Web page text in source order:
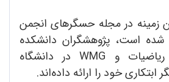
زمینه در مجله حسگرهای انجمن
است، پژوهشگران دانشکده
مهندسی، مؤسسه ریاضیات و WMG در دانشگاه
خود را ارائه داده‌اند.